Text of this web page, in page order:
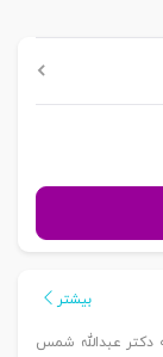
بیشتر
دکتر عبدالله شمس